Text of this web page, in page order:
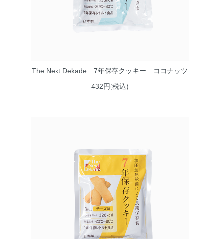
The Next Dekade 7年保存クッキー ココナッツ
432円(税込)